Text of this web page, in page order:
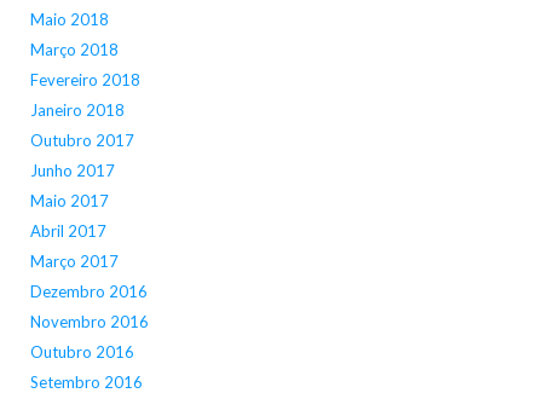
Maio 2018
Março 2018
Fevereiro 2018
Janeiro 2018
Outubro 2017
Junho 2017
Maio 2017
Abril 2017
Março 2017
Dezembro 2016
Novembro 2016
Outubro 2016
Setembro 2016